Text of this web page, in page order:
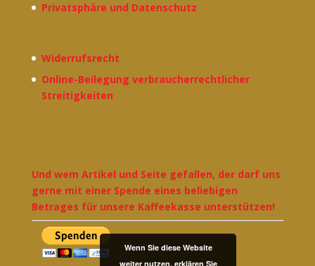
Privatsphäre und Datenschutz
Widerrufsrecht
Online-Beilegung verbraucherrechtlicher
Streitigkeiten
Und wem Artikel und Seite gefallen, der darf uns
gerne mit einer Spende eines beliebigen
Betrages für unsere Kaffeekasse unterstützen!
Wenn Sie diese Website
weiter nutzen, erklären Sie